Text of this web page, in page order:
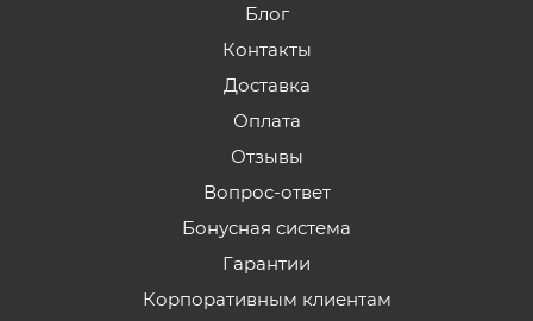
Блог
Контакты
Доставка
Оплата
Отзывы
Вопрос-ответ
Бонусная система
Гарантии
Корпоративным клиентам